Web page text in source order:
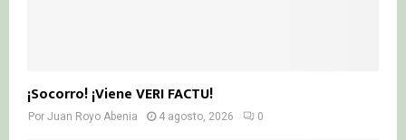
¡Socorro! ¡Viene VERI FACTU!
Por Juan Royo Abenia 4 agosto, 2026 0